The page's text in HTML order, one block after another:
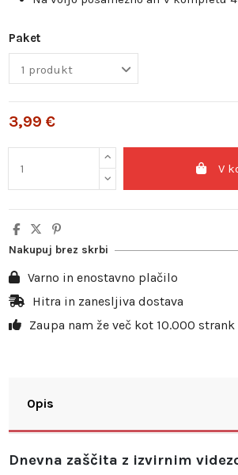
Paket
3,99 €
V
Nakupuj brez skrbi
Varno in enostavno plačilo
Hitra in zanesljiva dostava
Zaupa nam že več kot 10.000 strank
Opis
Dnevna zaščita z izvirnim